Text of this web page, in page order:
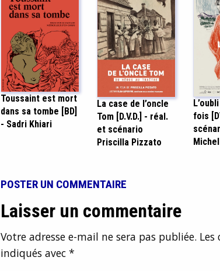
Toussaint est mort
dans sa tombe [BD]
- Sadri Khiari
La case de l’oncle
Tom [D.V.D.] - réal.
et scénario
Priscilla Pizzato
fois
POSTER UN COMMENTAIRE
Laisser un commentaire
Votre adresse e-mail ne sera pas publiée.
indiqués avec *